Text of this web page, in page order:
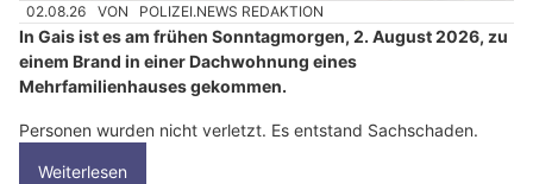
02.08.26 VON POLIZEI.NEWS REDAKTION
In Gais ist es am frühen Sonntagmorgen, 2. August 2026, zu
einem Brand in einer Dachwohnung eines
Mehrfamilienhauses gekommen.
Personen wurden nicht verletzt. Es entstand Sachschaden.
Weiterlesen